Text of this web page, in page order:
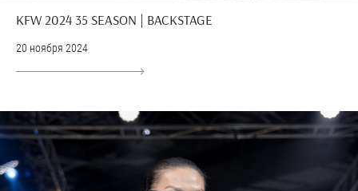
KFW 2024 35 SEASON | BACKSTAGE
20 ноября 2024